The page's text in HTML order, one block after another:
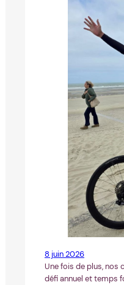
8 juin 2026
Une fois de plus, nos
défi annuel et temps